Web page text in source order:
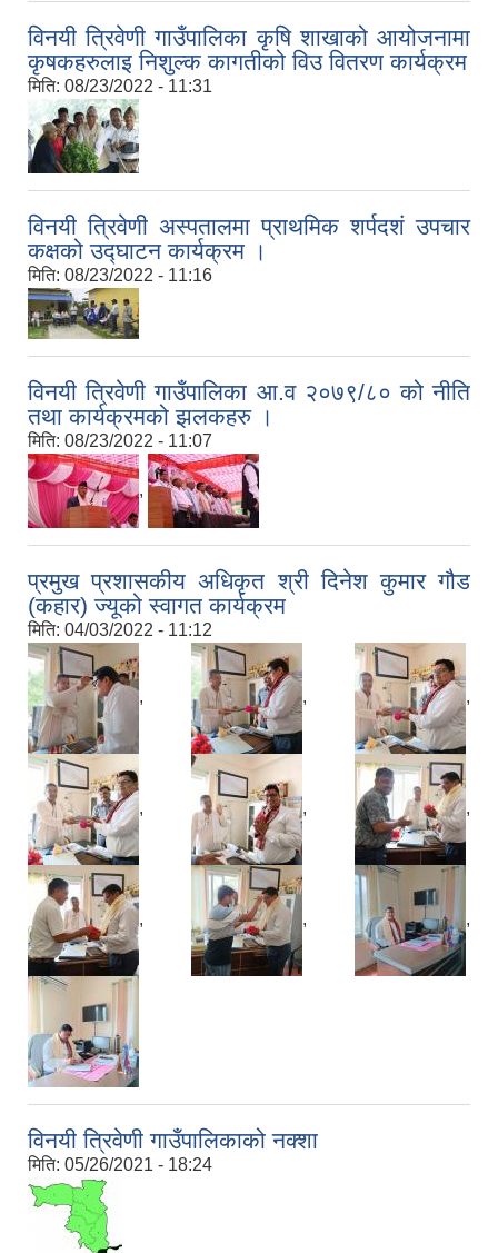
विनयी त्रिवेणी गाउँपालिका कृषि शाखाको आयोजनामा
कृषकहरुलाइ निशुल्क कागतीको विउ वितरण कार्यक्रम
मिति: 08/23/2022 - 11:31
विनयी त्रिवेणी अस्पतालमा प्राथमिक शर्पदशं उपचार
कक्षको उद्घाटन कार्यक्रम ।
मिति: 08/23/2022 - 11:16
विनयी त्रिवेणी गाउँपालिका आ.व २०७९/८० को नीति
तथा कार्यक्रमको झलकहरु ।
मिति: 08/23/2022 - 11:07
,
प्रमुख प्रशासकीय अधिकृत श्री दिनेश कुमार गौड
(कहार) ज्यूको स्वागत कार्यक्रम
मिति: 04/03/2022 - 11:12
, , ,
, , ,
, , ,
विनयी त्रिवेणी गाउँपालिकाको नक्शा
मिति: 05/26/2021 - 18:24